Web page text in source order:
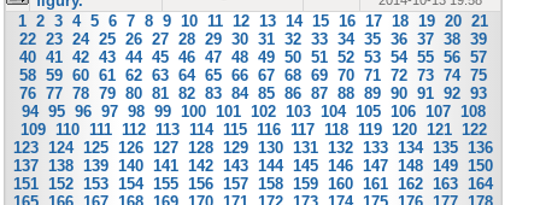
1 2 3 4 5 6 7 8 9 10 11 12 13 14 15 16 17 18 19 20 21
22 23 24 25 26 27 28 29 30 31 32 33 34 35 36 37 38 39
40 41 42 43 44 45 46 47 48 49 50 51 52 53 54 55 56 57
58 59 60 61 62 63 64 65 66 67 68 69 70 71 72 73 74 75
76 77 78 79 80 81 82 83 84 85 86 87 88 89 90 91 92 93
94 95 96 97 98 99 100 101 102 103 104 105 106 107 108
109 110 111 112 113 114 115 116 117 118 119 120 121 122
123 124 125 126 127 128 129 130 131 132 133 134 135 136
137 138 139 140 141 142 143 144 145 146 147 148 149 150
151 152 153 154 155 156 157 158 159 160 161 162 163 164